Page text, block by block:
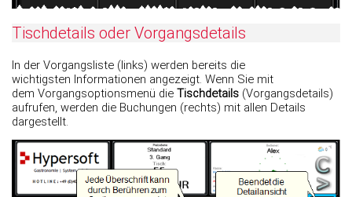
Tischdetails oder Vorgangsdetails
In der Vorgangsliste (links) werden bereits die
wichtigsten Informationen angezeigt. Wenn Sie mit
dem Vorgangsoptionsmenü die Tischdetails(Vorgangsdetails)
aufrufen, werden die Buchungen (rechts) mit allen Details
dargestellt.